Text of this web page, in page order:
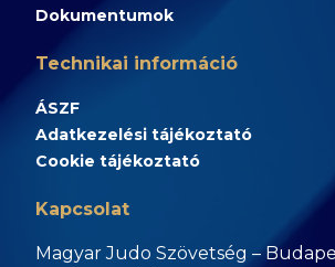
Dokumentumok
Technikai információ
ÁSZF
Adatkezelési tájékoztató
Cookie tájékoztató
Kapcsolat
Magyar Judo Szövetség –